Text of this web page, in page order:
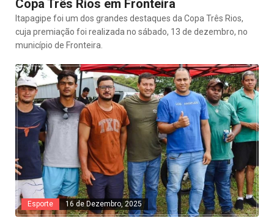
Copa Três Rios em Fronteira
Itapagipe foi um dos grandes destaques da Copa Três Rios,
cuja premiação foi realizada no sábado, 13 de dezembro, no
município de Fronteira.
Esporte 16 de Dezembro, 2025